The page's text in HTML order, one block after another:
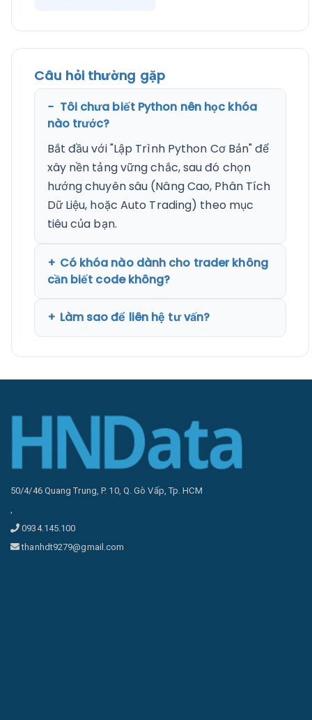
Câu hỏi thường gặp
Tôi chưa biết Python nên học khóa
nào trước?
Bắt đầu với "Lập Trình Python Cơ Bản" để
xây nền tảng vững chắc, sau đó chọn
hướng chuyên sâu (Nâng Cao, Phân Tích
Dữ Liệu, hoặc Auto Trading) theo mục
tiêu của bạn.
Có khóa nào dành cho trader không
cần biết code không?
Làm sao để liên hệ tư vấn?
50/4/46 Quang Trung, P. 10, Q. Gò Vấp, Tp. HCM
0934.145.100
thanhdt9279@gmail.com